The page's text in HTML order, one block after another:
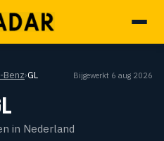
Benz›GL Bijgewerkt 6 aug 2026
in Nederland